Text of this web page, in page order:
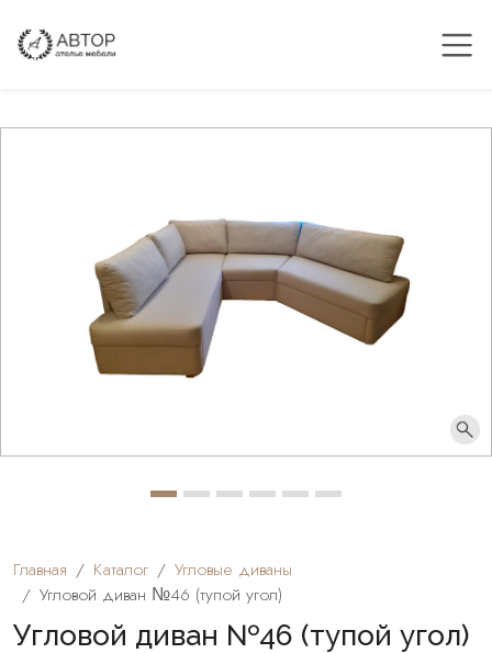
Главная Каталог
Угловые диваны
Угловой диван №46 (тупой угол)
Угловой диван №46 (тупой угол)